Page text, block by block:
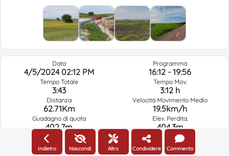
Data
4/5/2024 02:12 PM
Tempo Totale
3:43
Distanza
62.71Km
Guadagno di quota
402.7m
Programma
16:12 - 19:56
Tempo Mov.
3:12 h
Velocità Movimento Medio
19.5km/h
Elev. Perdita.
404.3m
Indietro Nascondi Altro Condividere Commento